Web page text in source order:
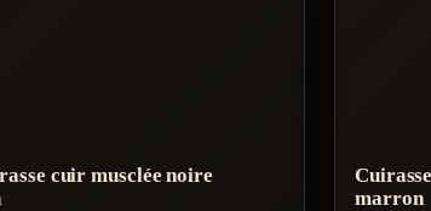
cuir musclée noire
marron